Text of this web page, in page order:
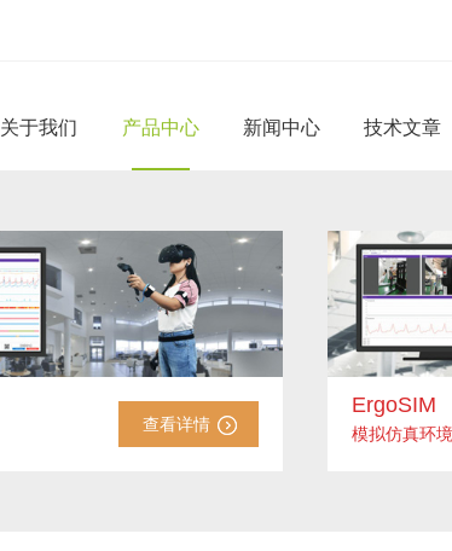
关于我们 产品中心 新闻中心 技术文章
查看详情
ErgoSIM
模拟仿真环